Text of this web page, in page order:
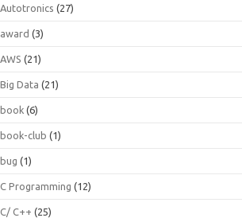
Autotronics (27)
award (3)
AWS (21)
Big Data (21)
book (6)
book-club (1)
bug (1)
C Programming (12)
C/ C++ (25)